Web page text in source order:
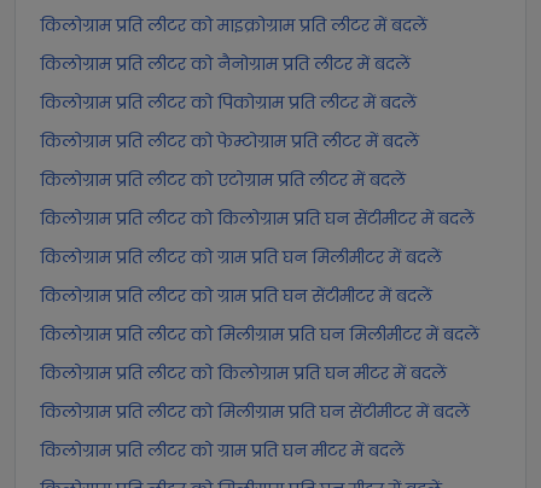
किलोग्राम प्रति लीटर को माइक्रोग्राम प्रति लीटर में बदलें
किलोग्राम प्रति लीटर को नैनोग्राम प्रति लीटर में बदलें
किलोग्राम प्रति लीटर को पिकोग्राम प्रति लीटर में बदलें
किलोग्राम प्रति लीटर को फेम्टोग्राम प्रति लीटर में बदलें
किलोग्राम प्रति लीटर को एटोग्राम प्रति लीटर में बदलें
किलोग्राम प्रति लीटर को किलोग्राम प्रति घन सेंटीमीटर में बदलें
किलोग्राम प्रति लीटर को ग्राम प्रति घन मिलीमीटर में बदलें
किलोग्राम प्रति लीटर को ग्राम प्रति घन सेंटीमीटर में बदलें
किलोग्राम प्रति लीटर को मिलीग्राम प्रति घन मिलीमीटर में बदलें
किलोग्राम प्रति लीटर को किलोग्राम प्रति घन मीटर में बदलें
किलोग्राम प्रति लीटर को मिलीग्राम प्रति घन सेंटीमीटर में बदलें
किलोग्राम प्रति लीटर को ग्राम प्रति घन मीटर में बदलें